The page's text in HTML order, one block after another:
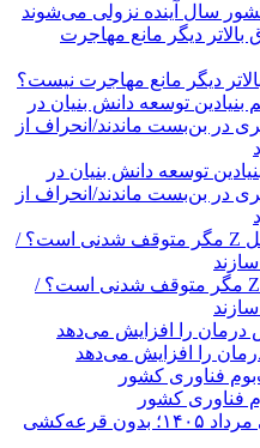
سال آینده نزولی می‌شوند
دیگر مانع مهاجرت نیست؟
توسعه دانش بنیان در
در بن‌بست ماندند/انحراف از
سیلیکن ولیِ تهران؛ این ایران نسل Z مگر متوقف شدنی است؟ /
را افزایش می‌دهد
فناوری کشور